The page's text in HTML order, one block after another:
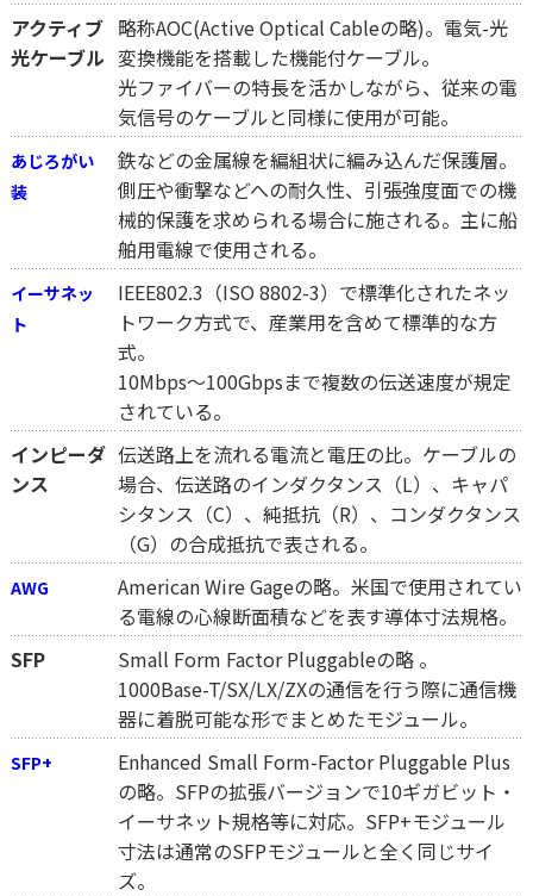
アクティブ
光ケーブル
略称AOC(Active Optical Cableの略)。電気-光
変換機能を搭載した機能付ケーブル。
光ファイバーの特長を活かしながら、従来の電
気信号のケーブルと同様に使用が可能。
あじろがい
装
鉄などの金属線を編組状に編み込んだ保護層。
側圧や衝撃などへの耐久性、引張強度面での機
械的保護を求められる場合に施される。主に船
舶用電線で使用される。
イーサネッ
ト
IEEE802.3（ISO 8802-3）で標準化されたネッ
トワーク方式で、産業用を含めて標準的な方
式。
10Mbps～100Gbpsまで複数の伝送速度が規定
されている。
インピーダ
ンス
伝送路上を流れる電流と電圧の比。ケーブルの
場合、伝送路のインダクタンス（L）、キャパ
シタンス（C）、純抵抗（R）、コンダクタンス
（G）の合成抵抗で表される。
AWG
American Wire Gageの略。米国で使用されてい
る電線の心線断面積などを表す導体寸法規格。
SFP
Small Form Factor Pluggableの略 。
1000Base-T/SX/LX/ZXの通信を行う際に通信機
器に着脱可能な形でまとめたモジュール。
SFP+
Enhanced Small Form-Factor Pluggable Plus
の略。SFPの拡張バージョンで10ギガビット・
イーサネット規格等に対応。SFP+モジュール
寸法は通常のSFPモジュールと全く同じサイ
ズ。